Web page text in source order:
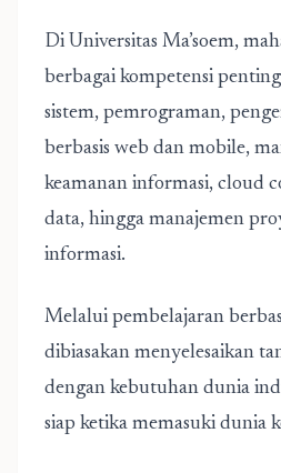
Di Universitas Ma’soem,
berbagai kompetensi
sistem, pemrograman,
berbasis web dan mobile,
keamanan informasi, cloud
data, hingga manajemen
informasi.
Melalui pembelajaran
dibiasakan menyelesaikan
dengan kebutuhan dunia
siap ketika memasuki dunia